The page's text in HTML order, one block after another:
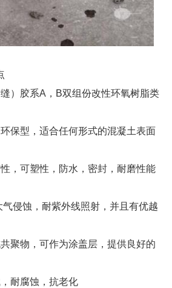
）胶系A，B双组份改性环氧树脂类
环保型，适合任何形式的混凝土表面
性，可塑性，防水，密封，耐磨性能
气侵蚀，耐紫外线照射，并且有优越
聚物，可作为涂盖层，提供良好的
耐腐蚀，抗老化